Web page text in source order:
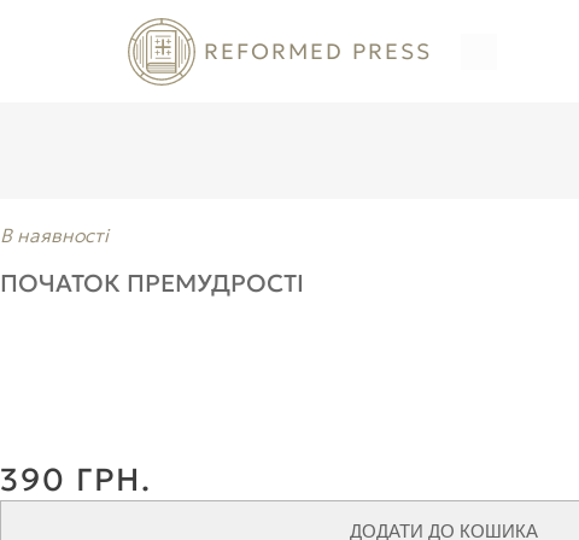
REFORMED PRESS
В наявності
ПОЧАТОК ПРЕМУДРОСТІ
390 ГРН.
ДОДАТИ ДО КОШИКА